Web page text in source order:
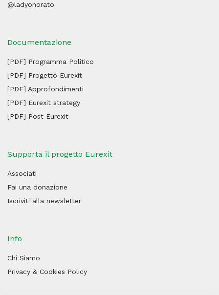
@ladyonorato
Documentazione
[PDF] Programma Politico
[PDF] Progetto Eurexit
[PDF] Approfondimenti
[PDF] Eurexit strategy
[PDF] Post Eurexit
Supporta il progetto Eurexit
Associati
Fai una donazione
Iscriviti alla newsletter
Info
Chi Siamo
Privacy & Cookies Policy